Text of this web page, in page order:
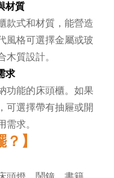
材質
款式和材質，能營造
風格可選擇金屬或玻
木質設計。
求
功能的床頭櫃。如果
可選擇帶有抽屜或開
需求。
】